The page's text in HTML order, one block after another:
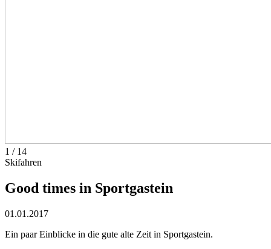
1 / 14
Skifahren
Good times in Sportgastein
01.01.2017
Ein paar Einblicke in die gute alte Zeit in Sportgastein.